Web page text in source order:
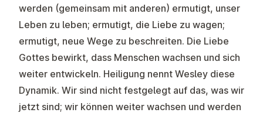
werden (gemeinsam mit anderen) ermutigt, unser
Leben zu leben; ermutigt, die Liebe zu wagen;
ermutigt, neue Wege zu beschreiten. Die Liebe
Gottes bewirkt, dass Menschen wachsen und sich
weiter entwickeln. Heiligung nennt Wesley diese
Dynamik. Wir sind nicht festgelegt auf das, was wir
jetzt sind; wir können weiter wachsen und werden